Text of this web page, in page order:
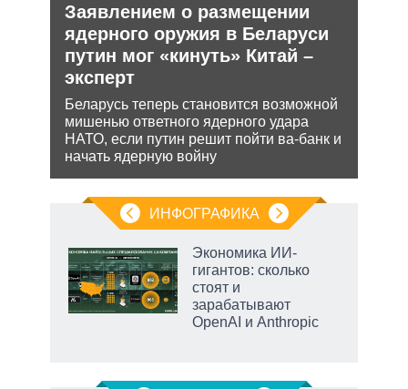
Заявлением о размещении
ядерного оружия в Беларуси
путин мог «кинуть» Китай –
эксперт
Беларусь теперь становится возможной
мишенью ответного ядерного удара
НАТО, если путин решит пойти ва-банк и
начать ядерную войну
ИНФОГРАФИКА
Экономика ИИ-
гигантов: сколько
стоят и
зарабатывают
OpenAI и Anthropic